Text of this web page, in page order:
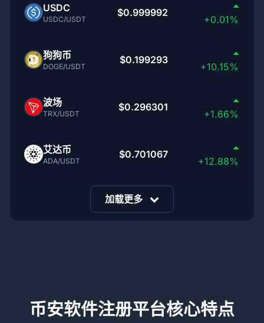
USDC
USDC/USDT
$0.999992
+0.01%
狗狗币
DOGE/USDT
$0.199293
+10.15%
波场
TRX/USDT
$0.296301
+1.66%
艾达币
ADA/USDT
$0.701067
+12.88%
加载更多
币安软件注册平台核心特点